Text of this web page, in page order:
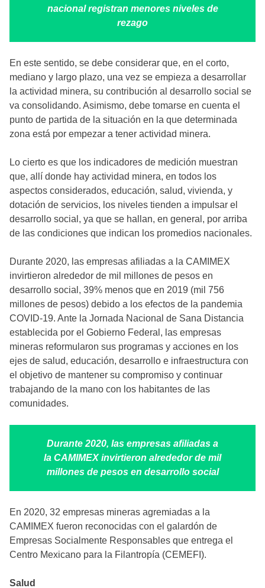
nacional registran menores niveles de
rezago
En este sentido, se debe considerar que, en el corto,
mediano y largo plazo, una vez se empieza a desarrollar
la actividad minera, su contribución al desarrollo social se
va consolidando. Asimismo, debe tomarse en cuenta el
punto de partida de la situación en la que determinada
zona está por empezar a tener actividad minera.
Lo cierto es que los indicadores de medición muestran
que, allí donde hay actividad minera, en todos los
aspectos considerados, educación, salud, vivienda, y
dotación de servicios, los niveles tienden a impulsar el
desarrollo social, ya que se hallan, en general, por arriba
de las condiciones que indican los promedios nacionales.
Durante 2020, las empresas afiliadas a la CAMIMEX
invirtieron alrededor de mil millones de pesos en
desarrollo social, 39% menos que en 2019 (mil 756
millones de pesos) debido a los efectos de la pandemia
COVID-19. Ante la Jornada Nacional de Sana Distancia
establecida por el Gobierno Federal, las empresas
mineras reformularon sus programas y acciones en los
ejes de salud, educación, desarrollo e infraestructura con
el objetivo de mantener su compromiso y continuar
trabajando de la mano con los habitantes de las
comunidades.
Durante 2020, las empresas afiliadas a
la CAMIMEX invirtieron alrededor de mil
millones de pesos en desarrollo social
En 2020, 32 empresas mineras agremiadas a la
CAMIMEX fueron reconocidas con el galardón de
Empresas Socialmente Responsables que entrega el
Centro Mexicano para la Filantropía (CEMEFI).
Salud